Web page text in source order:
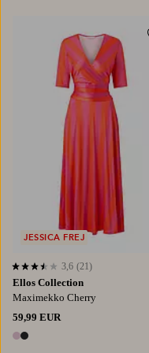
Ellos Collection
Maximekko Cherry
59,99 EUR
2 värejä
3,6 perustuen 21 arvosanaan
3,6 (21)
JESSICA FREJ